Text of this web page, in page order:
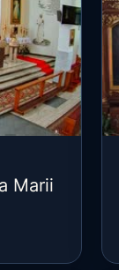
Marii